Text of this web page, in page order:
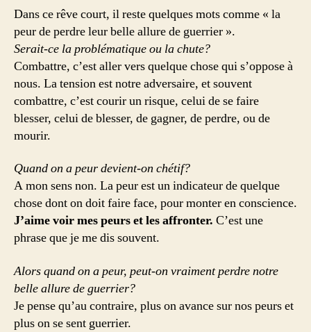
Dans ce rêve court, il reste quelques mots comme « la
peur de perdre leur belle allure de guerrier ».
Serait-ce la problématique ou la chute?
Combattre, c’est aller vers quelque chose qui s’oppose à
nous. La tension est notre adversaire, et souvent
combattre, c’est courir un risque, celui de se faire
blesser, celui de blesser, de gagner, de perdre, ou de
mourir.
Quand on a peur devient-on chétif?
A mon sens non. La peur est un indicateur de quelque
chose dont on doit faire face, pour monter en conscience.
J’aime voir mes peurs et les affronter. C’est une
phrase que je me dis souvent.
Alors quand on a peur, peut-on vraiment perdre notre
belle allure de guerrier?
Je pense qu’au contraire, plus on avance sur nos peurs et
plus on se sent guerrier.